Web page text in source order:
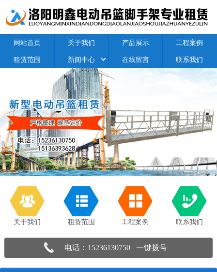
网站首页 关于我们 产品展示 工程案例
租赁范围 新闻中心 在线留言 联系我们
关于我们 租赁范围 工程案例 联系我们
电话：15236130750 一键拨号